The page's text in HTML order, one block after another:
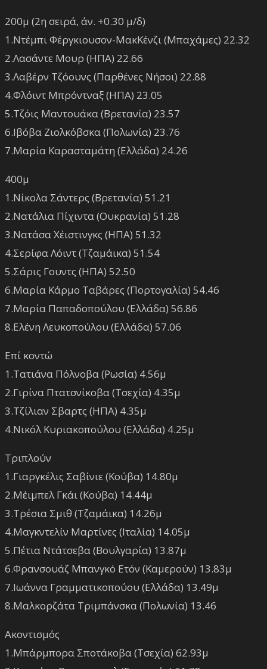
200μ (2η σειρά, άν. +0.30 μ/δ)
1.Ντέμπι Φέργκιουσον-ΜακΚένζι (Μπαχάμες) 22.32
2.Λασάντε Μουρ (ΗΠΑ) 22.66
3.Λαβέρν Τζόουνς (Παρθένες Νήσοι) 22.88
4.Φλόιντ Μπρόντναξ (ΗΠΑ) 23.05
5.Τζόις Μαντουάκα (Βρετανία) 23.57
6.Ιβόβα Ζιολκόβσκα (Πολωνία) 23.76
7.Μαρία Καρασταμάτη (Ελλάδα) 24.26
400μ
1.Νίκολα Σάντερς (Βρετανία) 51.21
2.Νατάλια Πίχιντα (Ουκρανία) 51.28
3.Νατάσα Χέιστινγκς (ΗΠΑ) 51.32
4.Σερίφα Λόιντ (Τζαμάικα) 51.54
5.Σάρις Γουντς (ΗΠΑ) 52.50
6.Μαρία Κάρμο Ταβάρες (Πορτογαλία) 54.46
7.Μαρία Παπαδοπούλου (Ελλάδα) 56.86
8.Ελένη Λευκοπούλου (Ελλάδα) 57.06
Επί κοντώ
1.Τατιάνα Πόλνοβα (Ρωσία) 4.56μ
2.Γιρίνα Πτατσνίκοβα (Τσεχία) 4.35μ
3.Τζίλιαν Σβαρτς (ΗΠΑ) 4.35μ
4.Νικόλ Κυριακοπούλου (Ελλάδα) 4.25μ
Τριπλούν
1.Γιαργκέλις Σαβίνιε (Κούβα) 14.80μ
2.Μέιμπελ Γκάι (Κούβα) 14.44μ
3.Τρέσια Σμιθ (Τζαμάικα) 14.26μ
4.Μαγκντελίν Μαρτίνες (Ιταλία) 14.05μ
5.Πέτια Ντάτσεβα (Βουλγαρία) 13.87μ
6.Φρανσουάζ Μπανγκό Ετόν (Καμερούν) 13.83μ
7.Ιωάννα Γραμματικοπούου (Ελλάδα) 13.49μ
8.Μαλκορζάτα Τριμπάνσκα (Πολωνία) 13.46
Ακοντισμός
1.Μπάρμπορα Σποτάκοβα (Τσεχία) 62.93μ